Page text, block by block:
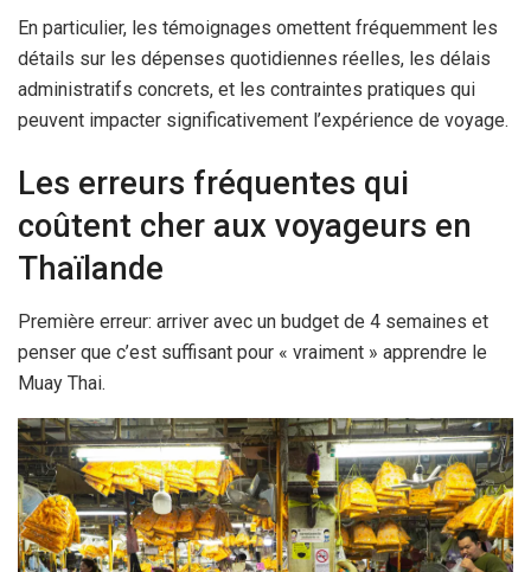
En particulier, les témoignages omettent fréquemment les
détails sur les dépenses quotidiennes réelles, les délais
administratifs concrets, et les contraintes pratiques qui
peuvent impacter significativement l’expérience de voyage.
Les erreurs fréquentes qui
coûtent cher aux voyageurs en
Thaïlande
Première erreur: arriver avec un budget de 4 semaines et
penser que c’est suffisant pour « vraiment » apprendre le
Muay Thai.